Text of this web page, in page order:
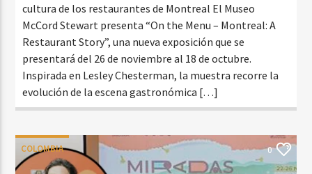
cultura de los restaurantes de Montreal El Museo
McCord Stewart presenta “On the Menu – Montreal: A
Restaurant Story”, una nueva exposición que se
presentará del 26 de noviembre al 18 de octubre.
Inspirada en Lesley Chesterman, la muestra recorre la
evolución de la escena gastronómica […]
COLOMBIA 0